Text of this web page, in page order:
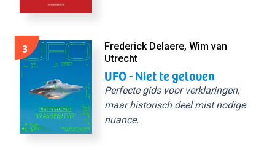
3
Frederick Delaere, Wim van
Utrecht
UFO - Niet te geloven
Perfecte gids voor verklaringen,
maar historisch deel mist nodige
nuance.